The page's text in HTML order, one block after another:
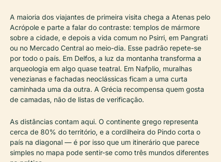
A maioria dos viajantes de primeira visita chega a Atenas pelo
Acrópole e parte a falar do contraste: templos de mármore
sobre a cidade, e depois a vida comum no Psirri, em Pangrati
ou no Mercado Central ao meio-dia. Esse padrão repete-se
por todo o país. Em Delfos, a luz da montanha transforma a
arqueologia em algo quase teatral. Em Nafplio, muralhas
venezianas e fachadas neoclássicas ficam a uma curta
caminhada uma da outra. A Grécia recompensa quem gosta
de camadas, não de listas de verificação.
As distâncias contam aqui. O continente grego representa
cerca de 80% do território, e a cordilheira do Pindo corta o
país na diagonal — é por isso que um itinerário que parece
simples no mapa pode sentir-se como três mundos diferentes